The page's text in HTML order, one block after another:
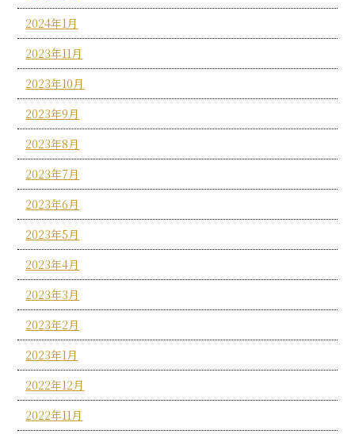
2024年1月
2023年11月
2023年10月
2023年9月
2023年8月
2023年7月
2023年6月
2023年5月
2023年4月
2023年3月
2023年2月
2023年1月
2022年12月
2022年11月